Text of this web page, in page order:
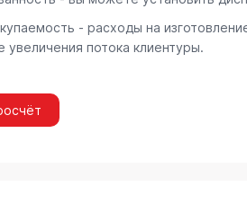
- расходы на
увеличения потока клиентуры.